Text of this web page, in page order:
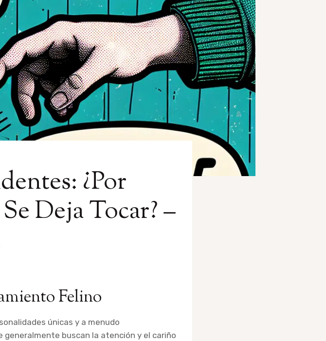
¿Por
Deja Tocar? –
Felino
únicas y a menudo
generalmente buscan la atención y el cariño